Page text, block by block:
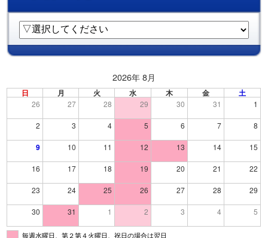
2026年 8月
日 月 火 水 木 金 土
26 27 28 29 30 31 1
2 3 4 5 6 7 8
9 10 11 12 13 14 15
16 17 18 19 20 21 22
23 24 25 26 27 28 29
30 31 1 2 3 4 5
毎週水曜日、第２第４火曜日、祝日の場合は翌日